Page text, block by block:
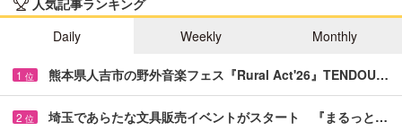
Daily
Weekly Monthly
1 位 熊本県人吉市の野外音楽フェス『Rural Act'26』TENDOU…
2 位 埼玉であらたな文具販売イベントがスタート 『まるっと…